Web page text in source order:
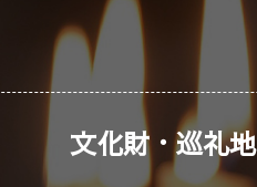
文化財・巡礼地